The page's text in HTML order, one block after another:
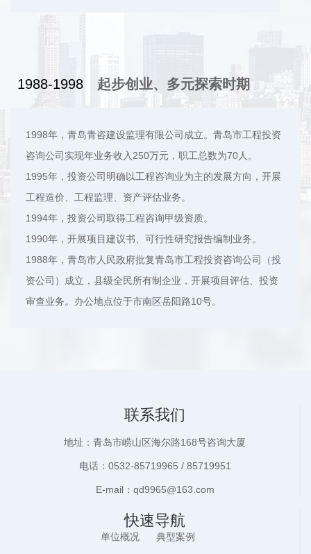
1988-1998 起步创业、多元探索时期
1998年，青岛青咨建设监理有限公司成立。青岛市工程投资
咨询公司实现年业务收入250万元，职工总数为70人。
1995年，投资公司明确以工程咨询业为主的发展方向，开展
工程造价、工程监理、资产评估业务。
1994年，投资公司取得工程咨询甲级资质。
1990年，开展项目建议书、可行性研究报告编制业务。
1988年，青岛市人民政府批复青岛市工程投资咨询公司（投
资公司）成立，县级全民所有制企业，开展项目评估、投资
审查业务。办公地点位于市南区岳阳路10号。
联系我们
地址：青岛市崂山区海尔路168号咨询大厦
电话：0532-85719965 / 85719951
E-mail：qd9965@163.com
快速导航
单位概况 典型案例